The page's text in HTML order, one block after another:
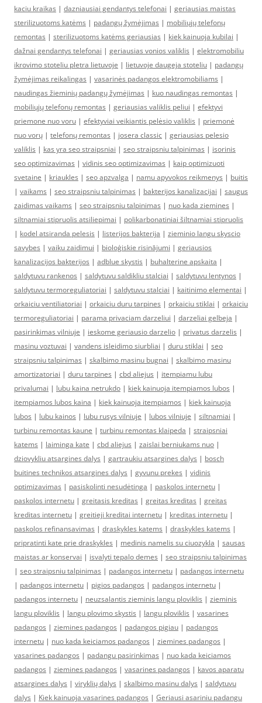
kaciu kraikas | dazniausiai gendantys telefonai | geriausias maistas
sterilizuotoms katėms | padangų žymėjimas | mobiliųjų telefonų
remontas | sterilizuotoms katėms geriausias | kiek kainuoja kubilai |
dažnai gendantys telefonai | geriausias vonios valiklis | elektromobiliu
ikrovimo stoteliu pletra lietuvoje | lietuvoje daugeja stoteliu | padangų
žymėjimas reikalingas | vasarinės padangos elektromobiliams |
naudingas žieminių padangų žymėjimas | kuo naudingas remontas |
mobiliųjų telefonų remontas | geriausias valiklis peliui | efektyvi
priemone nuo voru | efektyviai veikiantis pelėsio valiklis | priemonė
nuo vorų | telefonų remontas | josera classic | geriausias pelesio
valiklis | kas yra seo straipsniai | seo straipsniu talpinimas | isorinis
seo optimizavimas | vidinis seo optimizavimas | kaip optimizuoti
svetaine | kriaukles | seo apzvalga | namu apyvokos reikmenys | buitis
| vaikams | seo straipsniu talpinimas | bakterijos kanalizacijai | saugus
zaidimas vaikams | seo straipsniu talpinimas | nuo kada ziemines |
siltnamiai stipruolis atsiliepimai | polikarbonatiniai šiltnamiai stipruolis
| kodel atsiranda pelesis | listerijos bakterija | zieminio langu skyscio
savybes | vaiku zaidimui | bioloģiskie risinājumi | geriausios
kanalizacijos bakterijos | adblue skystis | buhalterine apskaita |
saldytuvu rankenos | saldytuvu saldikliu stalciai | saldytuvu lentynos |
saldytuvu termoreguliatoriai | saldytuvu stalciai | kaitinimo elementai |
orkaiciu ventiliatoriai | orkaiciu duru tarpines | orkaiciu stiklai | orkaiciu
termoreguliatoriai | parama privaciam darzeliui | darzeliai gelbeja |
pasirinkimas vilniuje | ieskome geriausio darzelio | privatus darzelis |
masinu voztuvai | vandens isleidimo siurbliai | duru stiklai | seo
straipsniu talpinimas | skalbimo masinu bugnai | skalbimo masinu
amortizatoriai | duru tarpines | cbd aliejus | itempiamu lubu
privalumai | lubu kaina netrukdo | kiek kainuoja itempiamos lubos |
itempiamos lubos kaina | kiek kainuoja itempiamos | kiek kainuoja
lubos | lubu kainos | lubu rusys vilniuje | lubos vilniuje | siltnamiai |
turbinu remontas kaune | turbinu remontas klaipeda | straipsniai
katems | laiminga kate | cbd aliejus | zaislai berniukams nuo |
dziovykliu atsargines dalys | gartraukiu atsargines dalys | bosch
buitines technikos atsargines dalys | gyvunu prekes | vidinis
optimizavimas | pasiskolinti nesudėtinga | paskolos internetu |
paskolos internetu | greitasis kreditas | greitas kreditas | greitas
kreditas internetu | greitieji kreditai internetu | kreditas internetu |
paskolos refinansavimas | draskykles katems | draskykles katems |
pripratinti kate prie draskykles | medinis namelis su ciuozykla | sausas
maistas ar konservai | isvalyti tepalo demes | seo straipsniu talpinimas
| seo straipsniu talpinimas | padangos internetu | padangos internetu
| padangos internetu | pigios padangos | padangos internetu |
padangos internetu | neuzsalantis zieminis langu ploviklis | zieminis
langu ploviklis | langu plovimo skystis | langu ploviklis | vasarines
padangos | ziemines padangos | padangos pigiau | padangos
internetu | nuo kada keiciamos padangos | ziemines padangos |
vasarines padangos | padangu pasirinkimas | nuo kada keiciamos
padangos | ziemines padangos | vasarines padangos | kavos aparatu
atsargines dalys | viryklių dalys | skalbimo masinu dalys | saldytuvu
dalys | Kiek kainuoja vasarines padangos | Geriausi asariniu padangu